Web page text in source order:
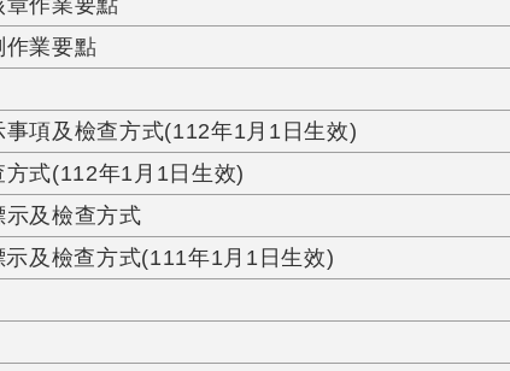
作業要點
作業要點
項及檢查方式(112年1月1日生效)
式(112年1月1日生效)
及檢查方式
及檢查方式(111年1月1日生效)